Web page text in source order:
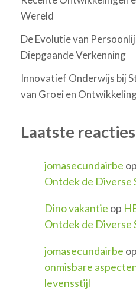
Wereld
De Evolutie van
Diepgaande Verkenning
Innovatief Onderwijs bij
van Groei en
Laatste reacties
jomasecundairbe op
Ontdek de Diverse
Dino vakantie op
Ontdek de Diverse
jomasecundairbe op
onmisbare
levensstijl